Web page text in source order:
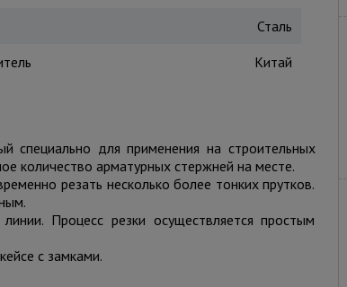
Сталь
Китай
для применения на строительных
количество арматурных стержней на месте.
резать несколько более тонких прутков.
Процесс резки осуществляется простым
с замками.